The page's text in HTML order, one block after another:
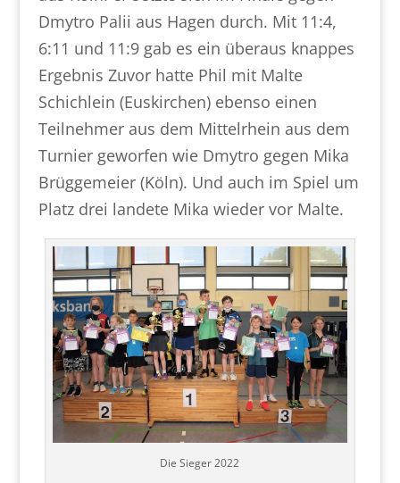
Dmytro Palii aus Hagen durch. Mit 11:4,
6:11 und 11:9 gab es ein überaus knappes
Ergebnis Zuvor hatte Phil mit Malte
Schichlein (Euskirchen) ebenso einen
Teilnehmer aus dem Mittelrhein aus dem
Turnier geworfen wie Dmytro gegen Mika
Brüggemeier (Köln). Und auch im Spiel um
Platz drei landete Mika wieder vor Malte.
Die Sieger 2022